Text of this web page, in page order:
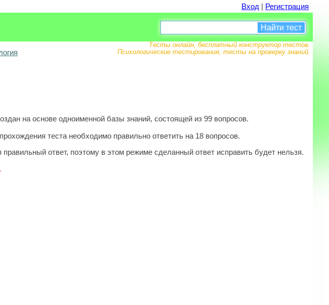
Вход | Регистрация
Тесты онлайн, бесплатный конструктор тестов.
Психологические тестирования, тесты на проверку знаний.
Найти тест
на основе одноименной базы знаний, состоящей из 99 вопросов.
теста необходимо правильно ответить на 18 вопросов.
ответ, поэтому в этом режиме сделанный ответ исправить будет нельзя.